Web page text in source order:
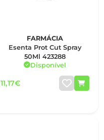
FARMÁCIA
Esenta Prot Cut Spray
50Ml 423288
Disponível
11,17€